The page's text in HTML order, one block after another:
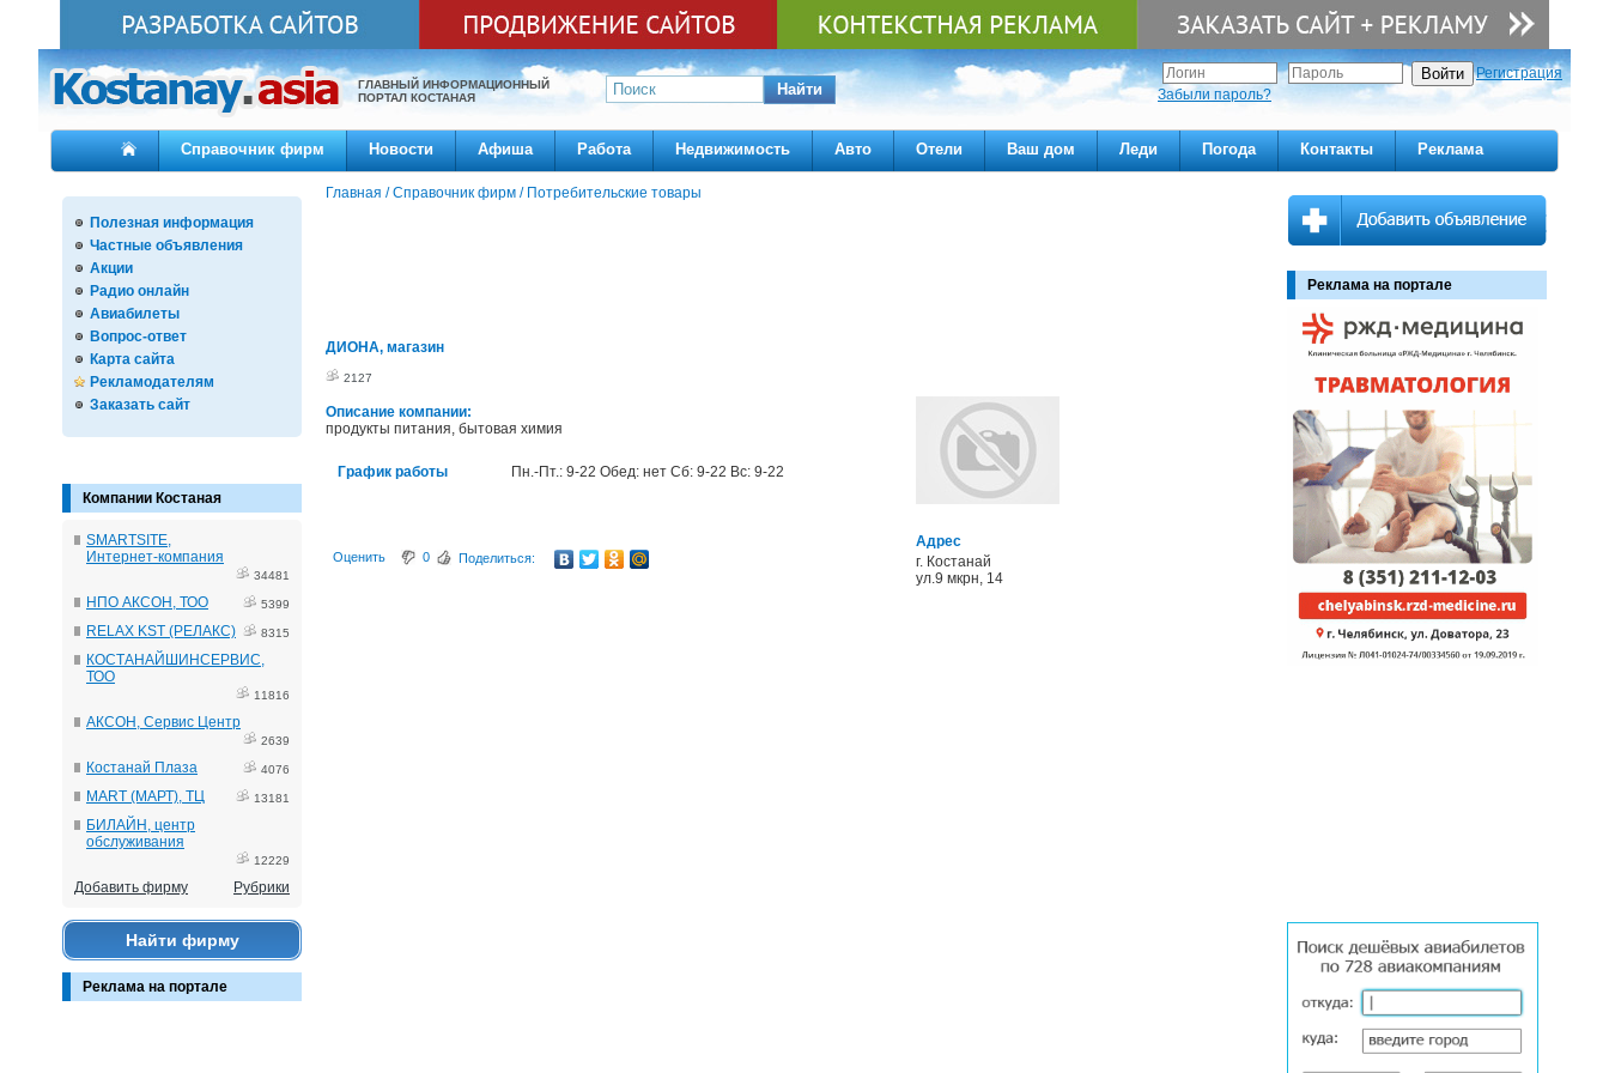
ГЛАВНЫЙ ИНФОРМАЦИОННЫЙ
ПОРТАЛ КОСТАНАЯ
Найти
Регистрация
Забыли пароль?
Справочник фирм Новости Афиша Работа Недвижимость Авто Отели Ваш дом Леди Погода Контакты Реклама
Полезная информация
Частные объявления
Акции
Радио онлайн
Авиабилеты
Вопрос-ответ
Карта сайта
Рекламодателям
Заказать сайт
Компании Костаная
SMARTSITE,
Интернет-компания
34481
НПО АКСОН, ТОО 5399
RELAX KST (РЕЛАКС) 8315
КОСТАНАЙШИНСЕРВИС,
ТОО
11816
АКСОН, Сервис Центр
2639
Костанай Плаза 4076
MART (МАРТ), ТЦ 13181
БИЛАЙН, центр
обслуживания
12229
Добавить фирму Рубрики
Найти фирму
Реклама на портале
Главная /Справочник фирм / Потребительские товары
ДИОНА, магазин
2127
Описание компании:
продукты питания, бытовая химия
Адрес
г. Костанай
ул.9 мкрн, 14
График работы Пн.-Пт.: 9-22 Обед: нет Сб: 9-22 Вс: 9-22
Оценить 0 Поделиться:
Реклама на портале